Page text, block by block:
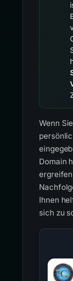
Wenn
Domain
Ihnen
sich zu